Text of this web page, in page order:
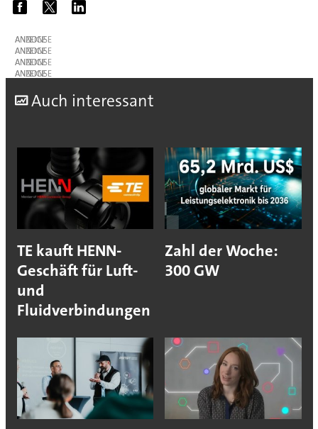
ANZEIGE
ANZEIGE
ANZEIGE
ANZEIGE
Auch interessant
TE kauft HENN-
Geschäft für Luft-
und
Fluidverbindungen
Zahl der Woche:
300 GW